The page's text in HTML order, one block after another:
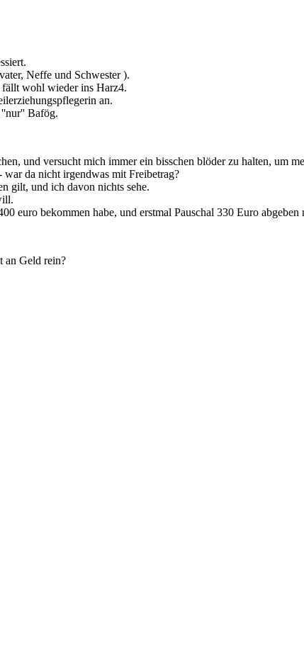
Neffe und Schwester ).
wohl wieder ins Harz4.
an.
Bafög.
und versucht mich immer ein bisschen blöder zu halten, um
da nicht irgendwas mit Freibetrag?
gilt, und ich davon nichts sehe.
euro bekommen habe, und erstmal Pauschal 330 Euro
an Geld rein?